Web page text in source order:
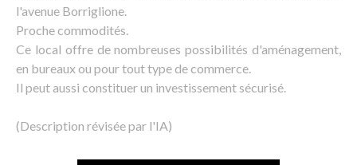
l'avenue Borriglione.
Proche commodités.
Ce local offre de nombreuses possibilités d'aménagement,
en bureaux ou pour tout type de commerce.
Il peut aussi constituer un investissement sécurisé.
(Description révisée par l'IA)